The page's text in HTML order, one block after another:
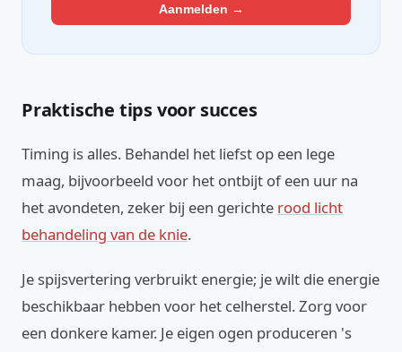
Aanmelden →
Praktische tips voor succes
Timing is alles. Behandel het liefst op een lege
maag, bijvoorbeeld voor het ontbijt of een uur na
het avondeten, zeker bij een gerichte rood licht
behandeling van de knie.
Je spijsvertering verbruikt energie; je wilt die energie
beschikbaar hebben voor het celherstel. Zorg voor
een donkere kamer. Je eigen ogen produceren 's